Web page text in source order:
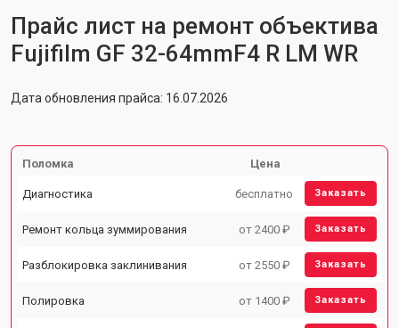
Прайс лист на ремонт объектива
Fujifilm GF 32-64mmF4 R LM WR
Дата обновления прайса: 16.07.2026
Поломка Цена
Диагностика бесплатно Заказать
Ремонт кольца зуммирования от 2400 ₽ Заказать
Разблокировка заклинивания от 2550 ₽ Заказать
Полировка от 1400 ₽ Заказать